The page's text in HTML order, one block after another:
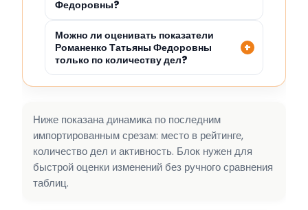
Федоровны?
Можно ли оценивать показатели
Романенко Татьяны Федоровны
только по количеству дел?
Ниже показана динамика по последним
импортированным срезам: место в рейтинге,
количество дел и активность. Блок нужен для
быстрой оценки изменений без ручного сравнения
таблиц.